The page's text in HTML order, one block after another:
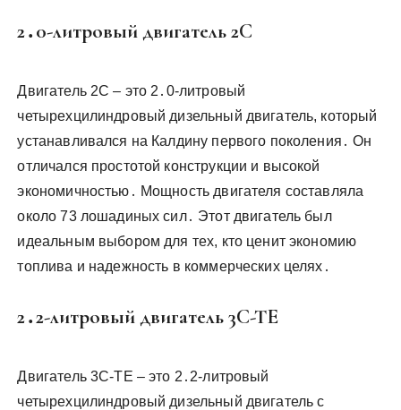
2․0-литровый двигатель 2C
Двигатель 2C – это 2․0-литровый
четырехцилиндровый дизельный двигатель, который
устанавливался на Калдину первого поколения․ Он
отличался простотой конструкции и высокой
экономичностью․ Мощность двигателя составляла
около 73 лошадиных сил․ Этот двигатель был
идеальным выбором для тех, кто ценит экономию
топлива и надежность в коммерческих целях․
2․2-литровый двигатель 3C-TE
Двигатель 3C-TE – это 2․2-литровый
четырехцилиндровый дизельный двигатель с